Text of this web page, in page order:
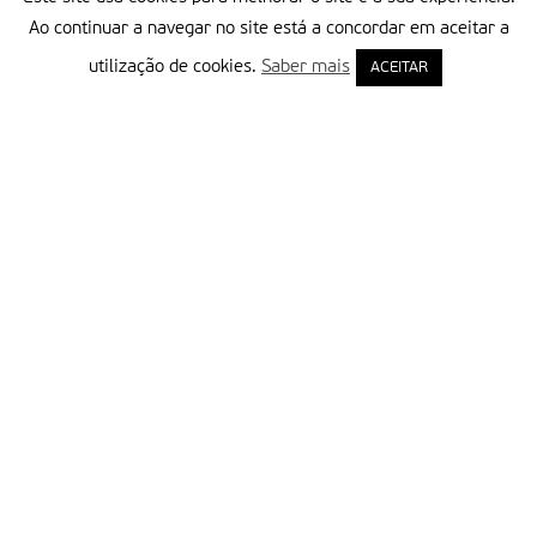
Ao continuar a navegar no site está a concordar em aceitar a
utilização de cookies. Saber mais ACEITAR